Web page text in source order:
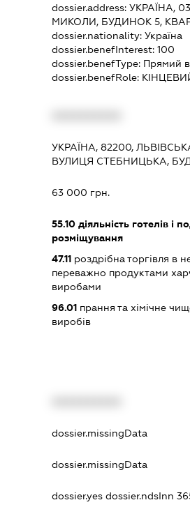
dossier.address:УКРАЇНА,
МИКОЛИ, БУДИНОК 5,
dossier.nationality:Україна
dossier.benefInterest:100
dossier.benefType: Прямий
dossier.benefRole:
УКРАЇНА, 82200,
ВУЛИЦЯ СТЕБНИЦЬКА,
63 000 грн.
55.10 діяльність готелів і
розміщування
47.11 роздрібна торгівля в
переважно продуктами
виробами
96.01 прання та хімічне
виробів
dossier.missingData
dossier.missingData
dossier.yesdossier.ndsInn